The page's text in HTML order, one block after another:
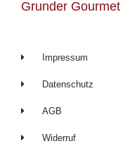
o
g
m
e
Grunder Gourmet
Impressum
Datenschutz
AGB
Widerruf